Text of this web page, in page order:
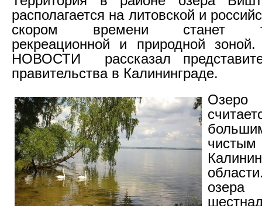
располагается на литовской и
скором времени станет
рекреационной и природной
НОВОСТИ рассказал
правительства в Калининграде.
озера